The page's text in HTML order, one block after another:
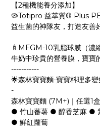
【2種機能養分添加】
🦠Totipro 益萃質® Plus
益生菌的神隊友，打造友善
🍼MFGM-10乳脂球膜（濃
牛奶中珍貴的營養膜，寶寶
-----------
🌟森林寶寶麵-寶寶料理多
-
森林寶寶麵 (7M+)｜任選1盒
● 竹山蕃薯 ● 醇香芝麻 ●
● 鮮紅蘿蔔